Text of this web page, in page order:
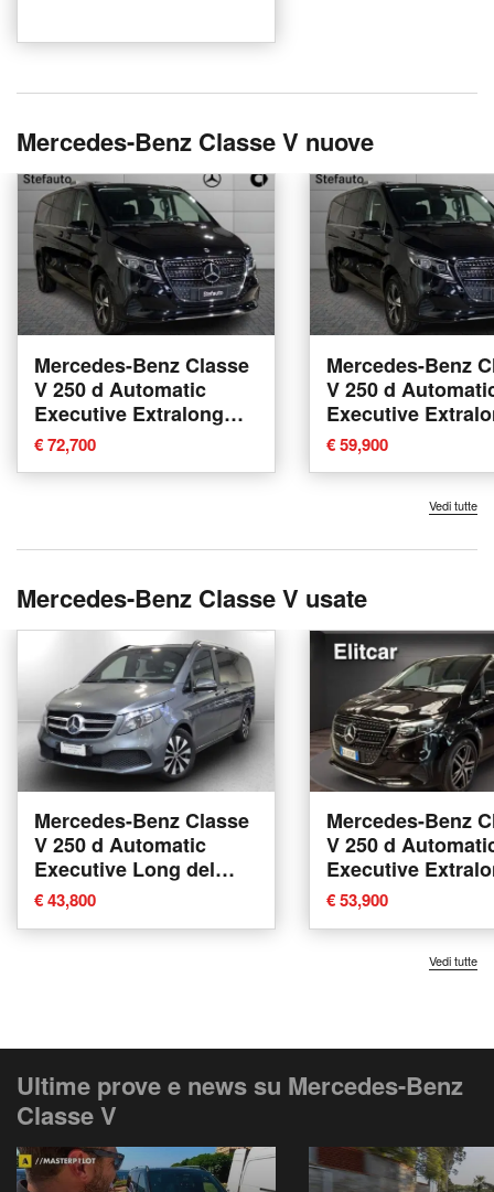
Mercedes-Benz Classe V nuove
Mercedes-Benz Classe
V 250 d Automatic
Executive Extralong
nuova a Bologna
€ 72,700
Mercedes-Benz
V 250 d
Executive
nuova a Bologna
€ 59,900
Vedi tutte
Mercedes-Benz Classe V usate
Mercedes-Benz Classe
V 250 d Automatic
Executive Long del
2021 usata a Piove di
Sacco
€ 43,800
Mercedes-Benz
V 250 d
Executive
2025 usata a
Dormelletto
€ 53,900
Vedi tutte
Ultime prove e news su Mercedes-Benz
Classe V